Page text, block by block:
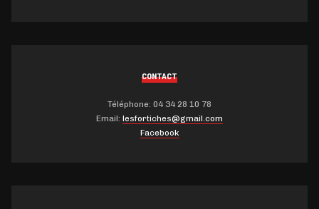
CONTACT
Téléphone: 04 34 28 10 78
Email: lesfortiches@gmail.com
Facebook